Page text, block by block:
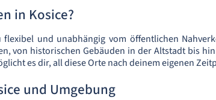
in Kosice?
und unabhängig vom öffentlichen
von historischen Gebäuden in der Altstadt bis
es dir, all diese Orte nach deinem eigenen
und Umgebung